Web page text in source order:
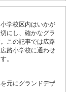
学校区内はいかが
にし、確かなグラ
この記事では広路
路小学校に通わせ
。
元にグランドデザ